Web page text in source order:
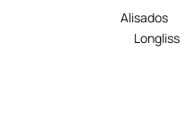
Alisados
Longliss